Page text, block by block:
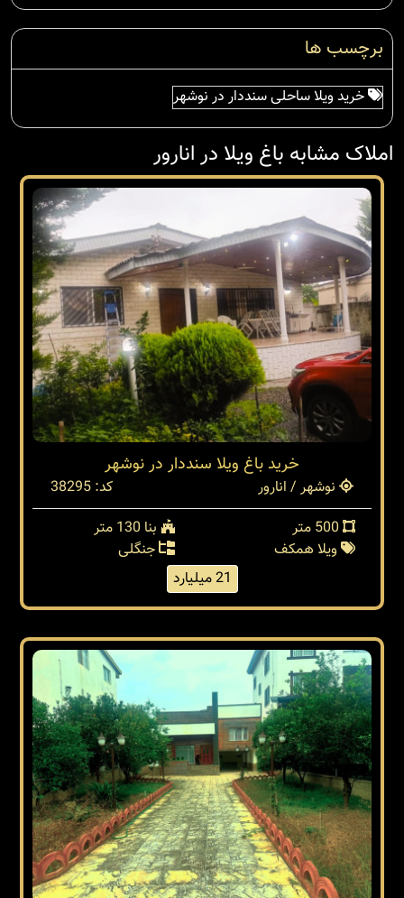
برچسب ها
خرید ویلا ساحلی سنددار در نوشهر
املاک مشابه باغ ویلا در انارور
خريد باغ ويلا سنددار در نوشهر
نوشهر / انارور
کد: 38295
بنا 130 متر
ویلا همکف
جنگلی
21 میلیارد